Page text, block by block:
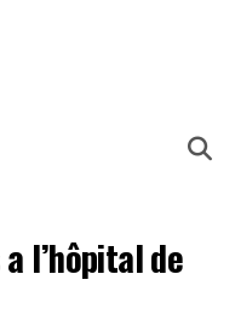
l’hôpital de